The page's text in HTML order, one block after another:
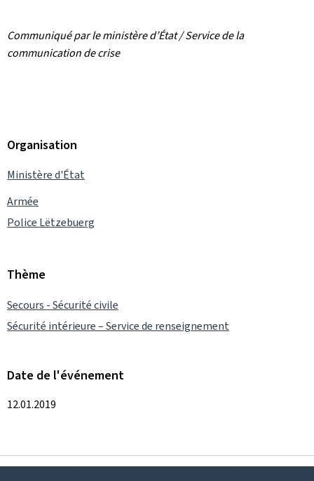
Communiqué par le ministère d’État / Service de la
communication de crise
Organisation
Ministère d'État
Armée
Police Lëtzebuerg
Thème
Secours - Sécurité civile
Sécurité intérieure – Service de renseignement
Date de l'événement
12.01.2019